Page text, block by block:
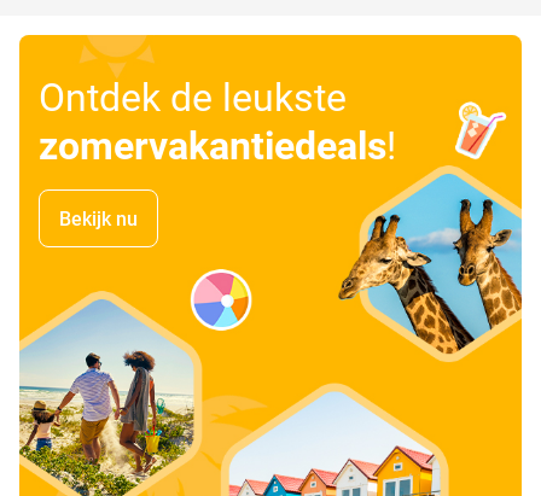
Ontdek de leukste
zomervakantiedeals!
Bekijk nu